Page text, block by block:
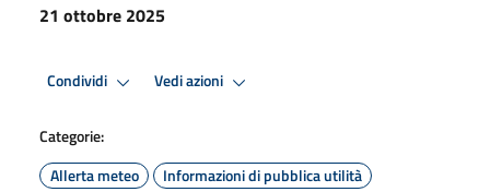
21 ottobre 2025
Condividi Vedi azioni
Categorie:
Allerta meteo
Informazioni di pubblica utilità